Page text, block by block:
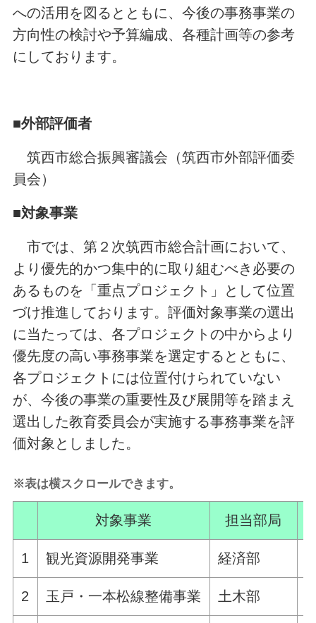
への活用を図るとともに、今後の事務事業の
方向性の検討や予算編成、各種計画等の参考
にしております。
■外部評価者
筑西市総合振興審議会（筑西市外部評価委
員会）
■対象事業
市では、第２次筑西市総合計画において、
より優先的かつ集中的に取り組むべき必要の
あるものを「重点プロジェクト」として位置
づけ推進しております。評価対象事業の選出
に当たっては、各プロジェクトの中からより
優先度の高い事務事業を選定するとともに、
各プロジェクトには位置付けられていない
が、今後の事業の重要性及び展開等を踏まえ
選出した教育委員会が実施する事務事業を評
価対象としました。
※表は横スクロールできます。
対象事業 担当部局
1 観光資源開発事業 経済部
2 玉戸・一本松線整備事業 土木部